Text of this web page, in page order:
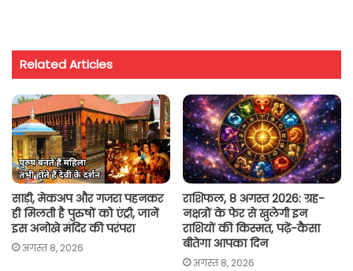
t
s
A
p
p
e
b
o
o
k
t
t
e
r
i
y
i
n
k
r
Related Articles
साड़ी, मेकअप और गजरा पहनकर
ही मिलती है पुरुषों को एंट्री, जानें
इस अनोखे मंदिर की परंपरा
अगस्त 8, 2026
राशिफल, 8 अगस्त 2026: ग्रह-
नक्षत्रों के फेर से खुलेगी इन
राशियों की किस्मत, पढ़ें-कैसा
बीतेगा आपका दिन
अगस्त 8, 2026